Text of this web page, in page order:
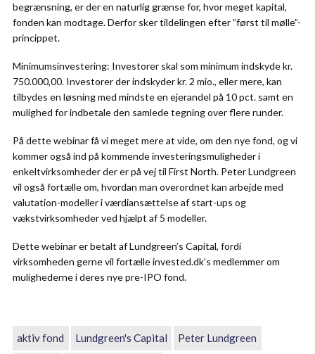
begrænsning, er der en naturlig grænse for, hvor meget kapital,
fonden kan modtage. Derfor sker tildelingen efter ”først til mølle”-
princippet.
Minimumsinvestering: Investorer skal som minimum indskyde kr.
750.000,00. Investorer der indskyder kr. 2 mio., eller mere, kan
tilbydes en løsning med mindste en ejerandel på 10 pct. samt en
mulighed for indbetale den samlede tegning over flere runder.
På dette webinar få vi meget mere at vide, om den nye fond, og vi
kommer også ind på kommende investeringsmuligheder i
enkeltvirksomheder der er på vej til First North. Peter Lundgreen
vil også fortælle om, hvordan man overordnet kan arbejde med
valutation-modeller i værdiansættelse af start-ups og
vækstvirksomheder ved hjælpt af 5 modeller.
Dette webinar er betalt af Lundgreen’s Capital, fordi
virksomheden gerne vil fortælle invested.dk’s medlemmer om
mulighederne i deres nye pre-IPO fond.
aktiv fond Lundgreen's Capital Peter Lundgreen